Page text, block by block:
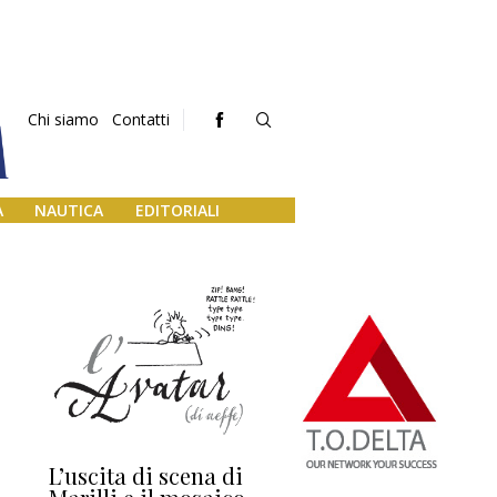
Chi siamo Contatti
NAUTICA EDITORIALI
L’uscita di scena di Darsena a Europa,